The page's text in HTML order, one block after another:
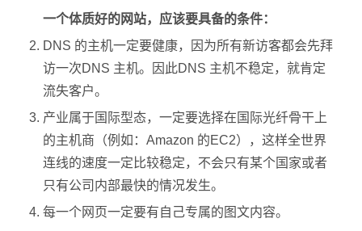
一个体质好的网站，应该要具备的条件：
DNS 的主机一定要健康，因为所有新访客都会先拜
访一次DNS 主机。因此DNS 主机不稳定，就肯定
流失客户。
产业属于国际型态，一定要选择在国际光纤骨干上
的主机商（例如：Amazon 的EC2），这样全世界
连线的速度一定比较稳定，不会只有某个国家或者
只有公司内部最快的情况发生。
每一个网页一定要有自己专属的图文内容。